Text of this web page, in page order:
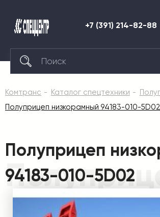
+7 (391) 214-82-88
Комтранс Каталог спецтехники
Полуприцеп низкорамный 94183-010-5D02
Полуприцеп
94183-010-5D02